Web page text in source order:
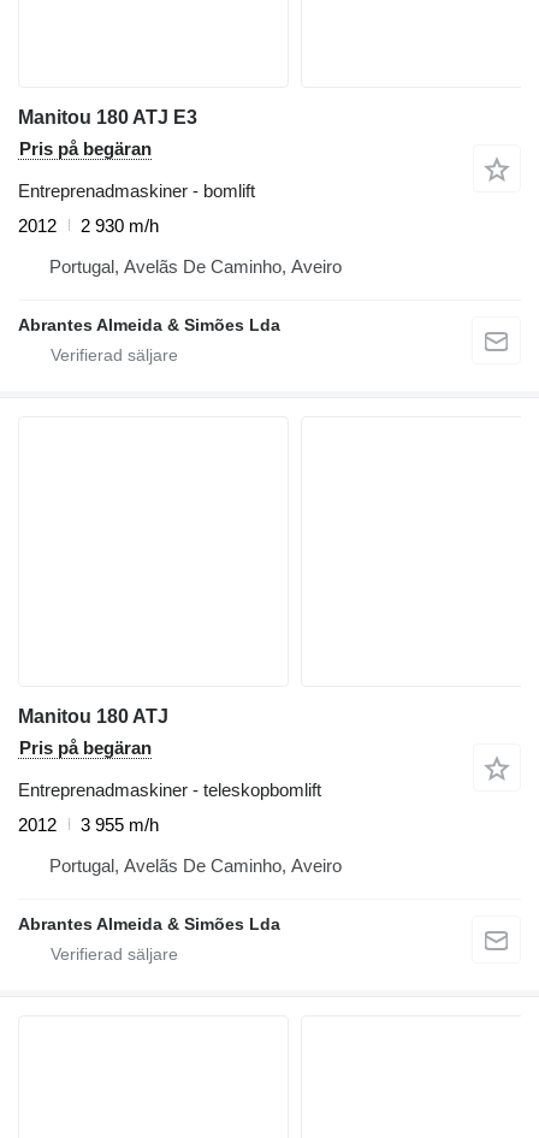
Manitou 180 ATJ E3
Pris på begäran
Entreprenadmaskiner - bomlift
2012
2 930 m/h
Portugal, Avelãs De Caminho, Aveiro
Abrantes Almeida & Simões Lda
Manitou 180 ATJ
Pris på begäran
Entreprenadmaskiner - teleskopbomlift
2012
3 955 m/h
Portugal, Avelãs De Caminho, Aveiro
Abrantes Almeida & Simões Lda